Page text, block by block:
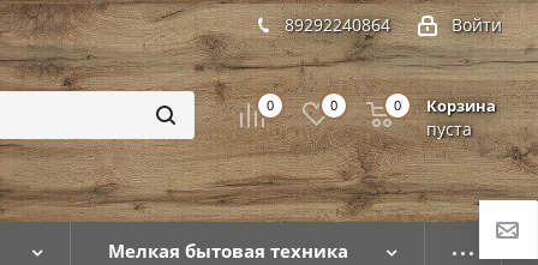
Войти
89292240864
0 0 Корзина
пуста
0
Мелкая бытовая техника